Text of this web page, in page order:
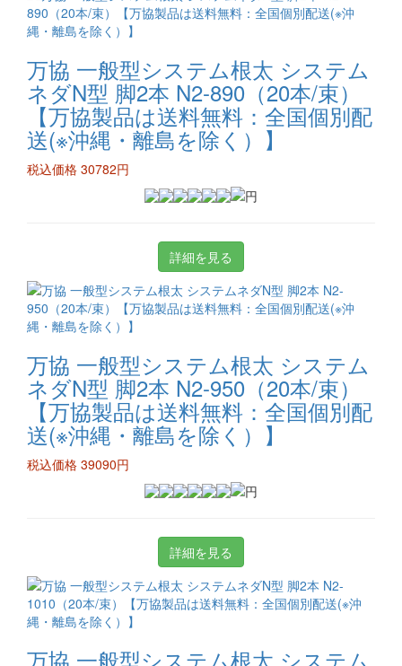
万協 一般型システム根太 システム
ネダN型 脚2本 N2-890（20本/束）
【万協製品は送料無料：全国個別配
送(※沖縄・離島を除く）】
税込価格 30782円
詳細を見る
万協 一般型システム根太 システム
ネダN型 脚2本 N2-950（20本/束）
【万協製品は送料無料：全国個別配
送(※沖縄・離島を除く）】
税込価格 39090円
詳細を見る
万協 一般型システム根太 システム